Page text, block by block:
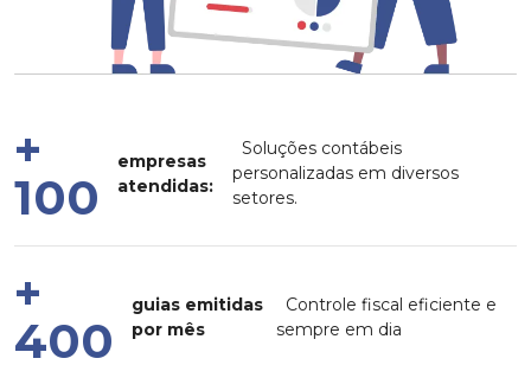
+
100
empresas
atendidas:
Soluções contábeis
personalizadas em diversos
setores.
+
400
guias emitidas
por mês
Controle fiscal eficiente e
sempre em dia